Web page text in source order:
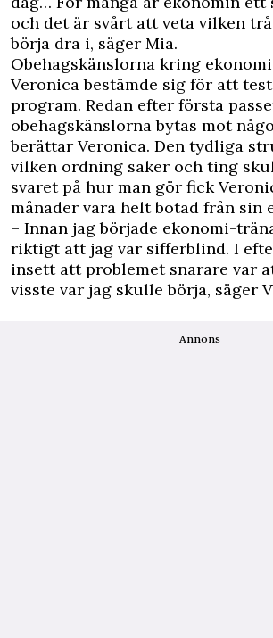
och det är svårt att veta vilken
börja dra i, säger Mia.
Obehagskänslorna kring
Veronica bestämde sig för att
program. Redan efter första
obehagskänslorna bytas mot
berättar Veronica. Den tydliga
vilken ordning saker och ting
svaret på hur man gör fick
månader vara helt botad från sin
– Innan jag började ekonomi-
riktigt att jag var sifferblind. I
insett att problemet snarare var
visste var jag skulle börja, säger
Annons